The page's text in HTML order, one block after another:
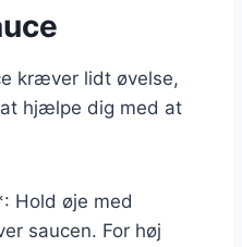
kræver lidt øvelse,
hjælpe dig med at
Hold øje med
saucen. For høj